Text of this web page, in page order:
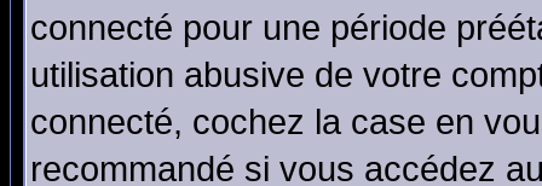
connecté pour une période
utilisation abusive de votre
connecté, cochez la case en
recommandé si vous accédez